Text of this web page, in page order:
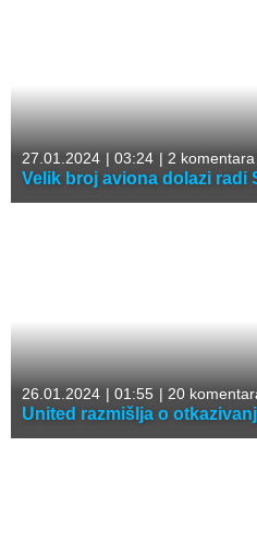
27.01.2024 | 03:24 | 2 komentara
Velik broj aviona dolazi radi
26.01.2024 | 01:55 | 20
United razmišlja o